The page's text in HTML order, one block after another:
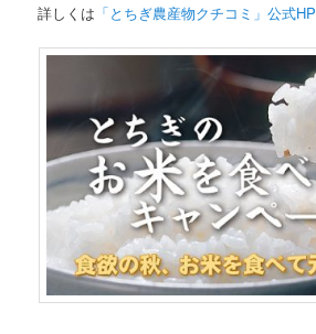
詳しくは 「とちぎ農産物クチコミ」公式HP